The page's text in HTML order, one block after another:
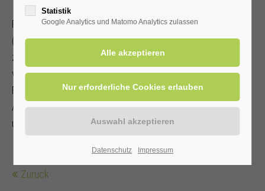
Radwanderung mit dem Sauerländischen Gebirgsverein
(Streckenlänge 35-50 km)
zwischendurch Einkehr. Jeder Teilnehmer sorgt für ein
verkehrssicheres
Fahrrad mit Ersatzschlauch, Schloss und Werkzeug.
Angepasste Kleidung, Regenschutz
und Fahrradhelm werden empfohlen.
Zurück
Statistik
Google Analytics und Matomo Analytics zulassen
Datenschutz Impressum